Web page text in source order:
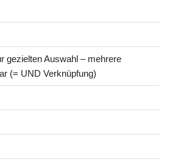
gezielten Auswahl – mehrere
(= UND Verknüpfung)